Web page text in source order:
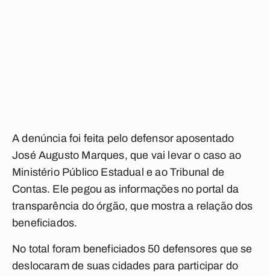
A denúncia foi feita pelo defensor aposentado
José Augusto Marques, que vai levar o caso ao
Ministério Público Estadual e ao Tribunal de
Contas. Ele pegou as informações no portal da
transparência do órgão, que mostra a relação dos
beneficiados.
No total foram beneficiados 50 defensores que se
deslocaram de suas cidades para participar do